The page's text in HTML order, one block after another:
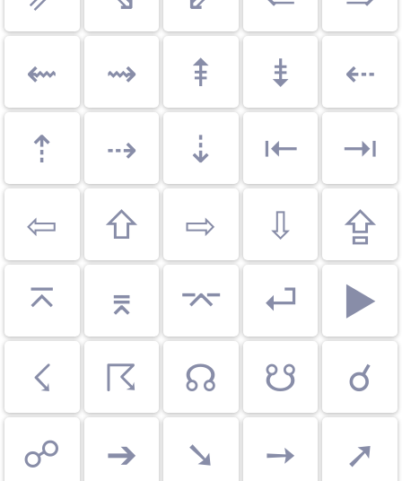
⇜
⇝ ⇞ ⇟
⇠
⇡
⇢ ⇣ ⇤
⇥
⇦
⇧ ⇨ ⇩
⇪
⌅
⌆ ⌤ ⏎
▶
☇
☈ ☊ ☋
☌
☍
➔ ➘ ➙
➚